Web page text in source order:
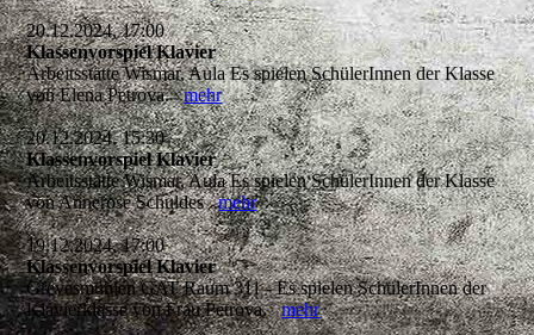
20.12.2024, 17:00
Klassenvorspiel Klavier
Arbeitsstätte Wismar, Aula Es spielen SchülerInnen der Klasse
von Elena Petrova.mehr
20.12.2024, 15:30
Klassenvorspiel Klavier
Arbeitsstätte Wismar, Aula Es spielen SchülerInnen der Klasse
von Annerose Schuldesmehr
19.12.2024, 17:00
Klassenvorspiel Klavier
Grevesmühlen GAT Raum 311 - Es spielen SchülerInnen der
Klavierklasse von Frau Petrova.mehr